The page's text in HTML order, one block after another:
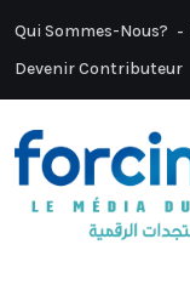
Qui Sommes-Nous?
Devenir Contributeur